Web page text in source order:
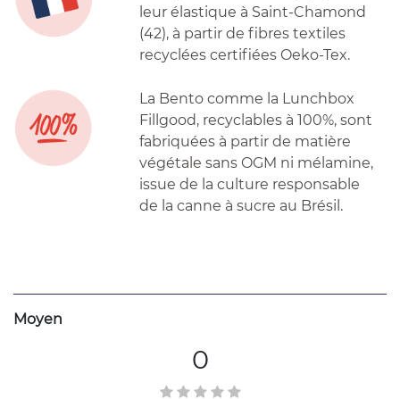
leur élastique à Saint-Chamond
(42), à partir de fibres textiles
recyclées certifiées Oeko-Tex.
La Bento comme la Lunchbox
Fillgood, recyclables à 100%, sont
fabriquées à partir de matière
végétale sans OGM ni mélamine,
issue de la culture responsable
de la canne à sucre au Brésil.
Moyen
0